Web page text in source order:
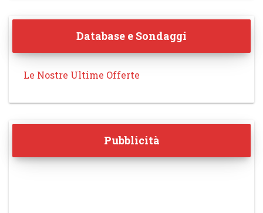
Database e Sondaggi
Le Nostre Ultime Offerte
Pubblicità